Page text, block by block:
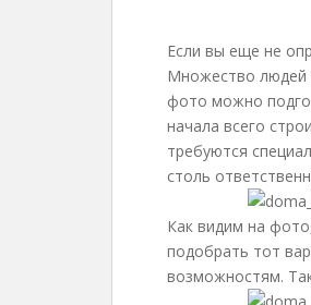
Если вы еще не
Множество людей
фото можно
начала всего
требуются
столь
Как видим на
подобрать тот
возможностям.